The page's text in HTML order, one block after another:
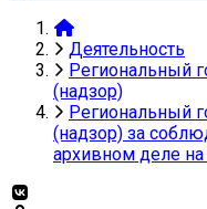
Деятельность
Региональный
(надзор)
Региональный
(надзор) за
архивном деле на